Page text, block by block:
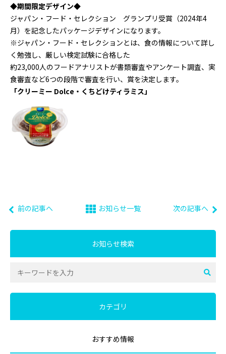
◆期間限定デザイン◆
ジャパン・フード・セレクション グランプリ受賞（2024年4
月）を記念したパッケージデザインになります。
※ジャパン・フード・セレクションとは、食の情報について詳し
く勉強し、厳しい検定試験に合格した
約23,000人のフードアナリストが書類審査やアンケート調査、実
食審査など6つの段階で審査を行い、賞を決定します。
「クリーミー Dolce・くちどけティラミス」
前の記事へ お知らせ一覧 次の記事へ
お知らせ検索
カテゴリ
おすすめ情報